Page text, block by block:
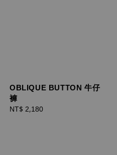
OBLIQUE BUTTON 牛仔
褲
Regular
NT$ 2,180